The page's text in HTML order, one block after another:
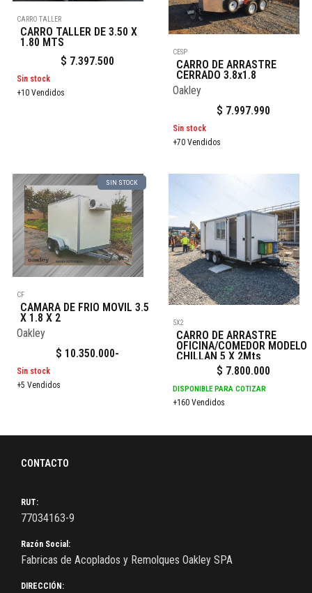
CARRO TALLER
CARRO TALLER DE 3.50 X
1.80 MTS
$ 7.397.500
Sin stock
+10 Vendidos
CESP
CARRO DE ARRASTRE
CERRADO 3.8x1.8
Oakley
$ 7.997.990
Sin stock
+70 Vendidos
SIN STOCK
CF
CAMARA DE FRIO MOVIL 3.5
X 1.8 X 2
Oakley
$ 10.350.000-
Sin stock
+5 Vendidos
5X2
CARRO DE ARRASTRE
OFICINA/COMEDOR MODELO
CHILLAN 5 X 2Mts
$ 7.800.000
DISPONIBLE PARA COTIZAR
+160 Vendidos
CONTACTO
RUT:
77034163-9
Razón Social:
Fabricas de Acoplados y Remolques Oakley SPA
DIRECCIÓN: